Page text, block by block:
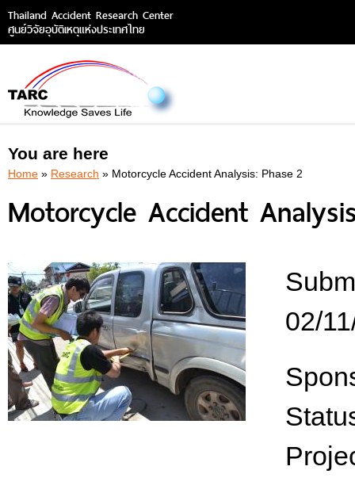
Thailand Accident Research Center
ศูนย์วิจัยอุบัติเหตุแห่งประเทศไทย
You are here
Home » Research » Motorcycle Accident Analysis: Phase 2
Motorcycle Accident
02/